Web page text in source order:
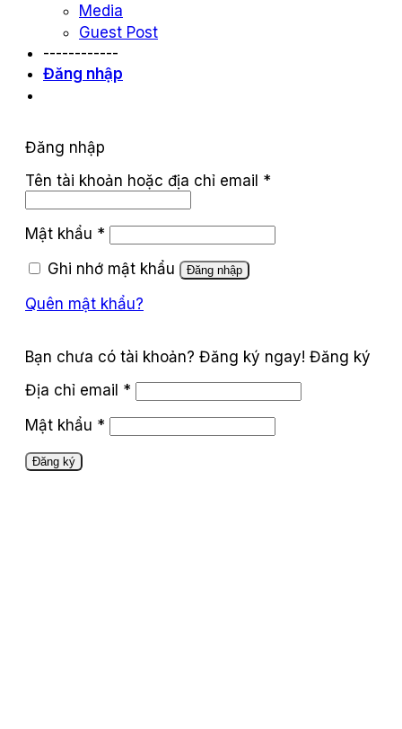
Media
Guest Post
------------
Đăng nhập
Đăng nhập
Tên tài khoản hoặc địa chỉ email *
Mật khẩu *
Ghi nhớ mật khẩu
Đăng nhập
Quên mật khẩu?
Đăng ký
Địa chỉ email *
Mật khẩu *
Đăng ký